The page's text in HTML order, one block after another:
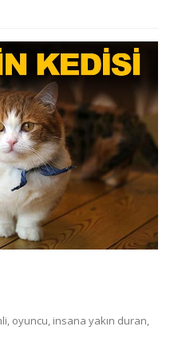
oyuncu, insana yakın duran,